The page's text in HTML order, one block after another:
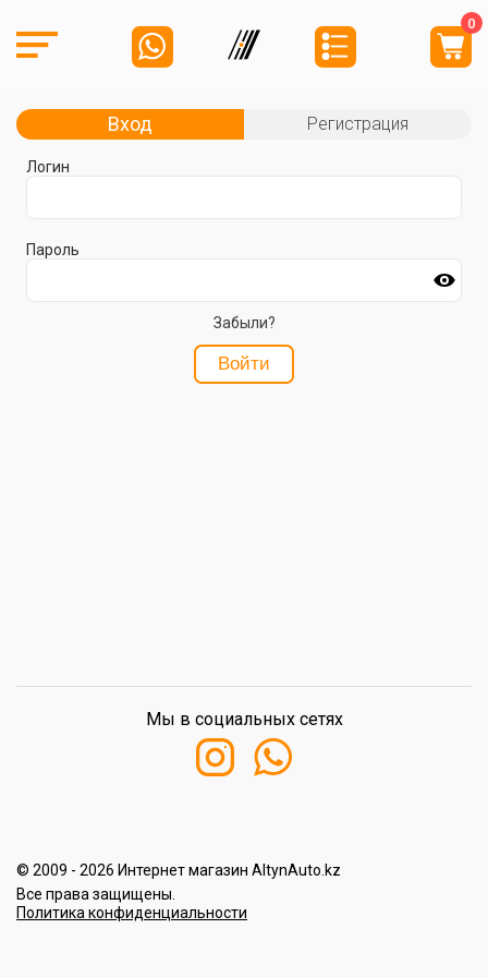
0
Вход Регистрация
Логин
Пароль
Забыли?
Войти
© 2009 - 2026 Интернет магазин AltynAuto.kz
Все права защищены.
Политика конфиденциальности
Мы в социальных сетях